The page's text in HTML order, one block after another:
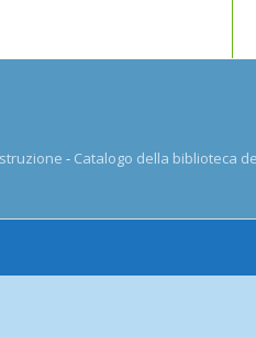
- Catalogo della biblioteca